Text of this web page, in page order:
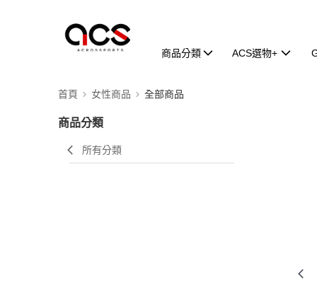
商品分類 ACS選物+
首頁 女性商品 全部商品
商品分類
所有分類